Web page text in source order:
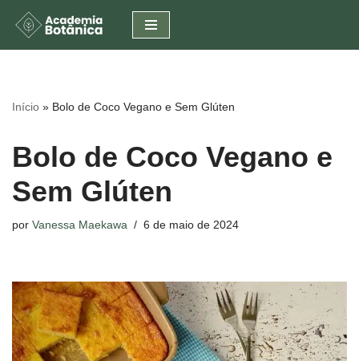
Pular
conteúdo
Início » Bolo de Coco Vegano e Sem Glúten
Bolo de Coco Vegano e
Sem Glúten
por Vanessa Maekawa 6 de maio de 2024